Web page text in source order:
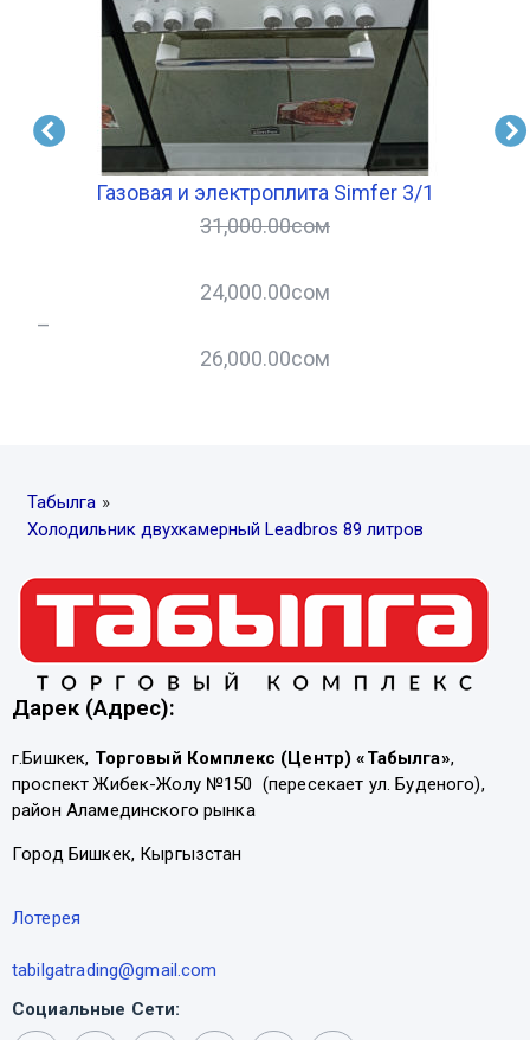
Газовая и электроплита Simfer 3/1
31,000.00сом
24,000.00сом
–
26,000.00сом
Табылга »
Холодильник двухкамерный Leadbros 89 литров
Дарек (Адрес):
г.Бишкек, Торговый Комплекс (Центр) «Табылга»,
проспект Жибек-Жолу №150 (пересекает ул. Буденого),
район Аламединского рынка
Город Бишкек, Кыргызстан
Лотерея
tabilgatrading@gmail.com
Социальные Сети: